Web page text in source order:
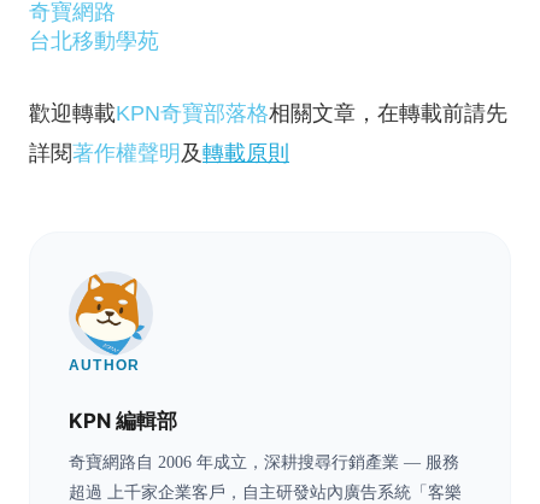
奇寶網路
台北移動學苑
歡迎轉載KPN奇寶部落格相關文章，在轉載前請先
詳閱著作權聲明 及轉載原則
AUTHOR
KPN 編輯部
奇寶網路自 2006 年成立，深耕搜尋行銷產業 — 服務
超過 上千家企業客戶，自主研發站內廣告系統「客樂